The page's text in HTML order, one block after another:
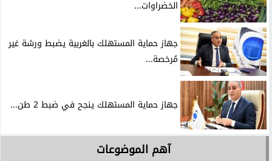
الخضراوات...
جهاز حماية المستهلك بالغربية يضبط ورشة غير
مُرخصة...
جهاز حماية المستهلك ينجح في ضبط 2 طن...
آهم الموضوعات